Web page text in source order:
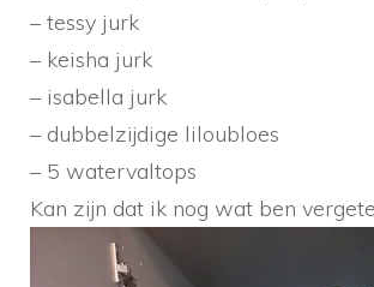
– tessy jurk
– keisha jurk
– isabella jurk
– dubbelzijdige liloubloes
– 5 watervaltops
Kan zijn dat ik nog wat ben